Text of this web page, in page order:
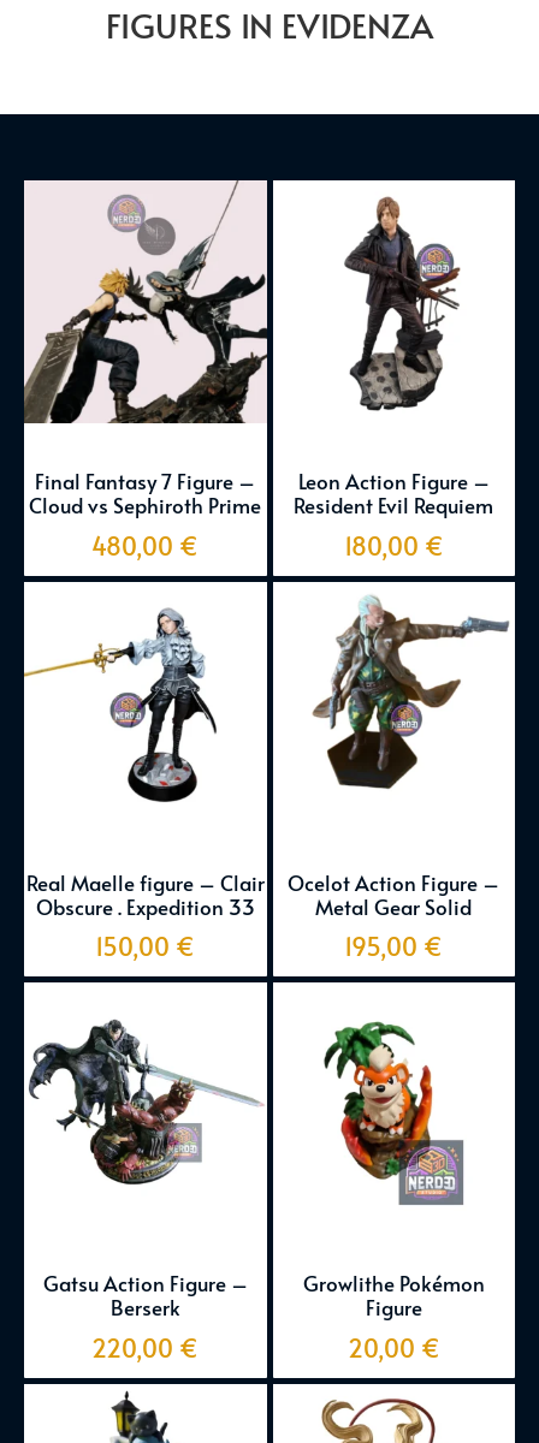
FIGURES IN EVIDENZA
Final Fantasy 7 Figure –
Cloud vs Sephiroth Prime
480,00 €
Leon Action Figure –
Resident Evil Requiem
180,00 €
Real Maelle figure – Clair
Obscure . Expedition 33
150,00 €
Ocelot Action Figure –
Metal Gear Solid
195,00 €
Gatsu Action Figure –
Berserk
220,00 €
Growlithe Pokémon
Figure
20,00 €